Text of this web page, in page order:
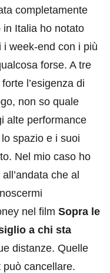
completamente
Italia ho notato
week-end con i più
forse. A tre
l’esigenza di
non so quale
alte performance
spazio e i suoi
Nel mio caso ho
che al
nel film Sopra le
a chi sta
distanze. Quelle
cancellare.